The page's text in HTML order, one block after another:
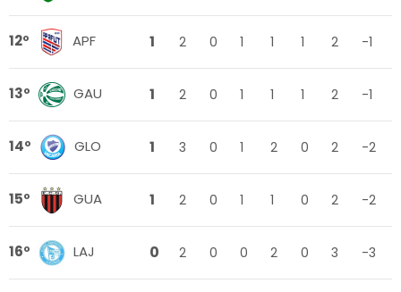
12º APF 1 2 0 1 1 1 2 -1
13º GAU 1 2 0 1 1 1 2 -1
14º GLO 1 3 0 1 2 0 2 -2
15º GUA 1 2 0 1 1 0 2 -2
16º LAJ 0 2 0 0 2 0 3 -3